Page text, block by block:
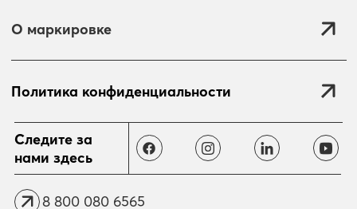
О маркировке
Политика конфиденциальности
Следите за
нами здесь
8 800 080 6565